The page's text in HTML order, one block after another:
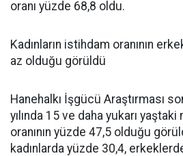
oranı yüzde 68,8 oldu.
Kadınların istihdam oranının
az olduğu görüldü
Hanehalkı İşgücü Araştırması
yılında 15 ve daha yukarı
oranının yüzde 47,5 olduğu
kadınlarda yüzde 30,4,